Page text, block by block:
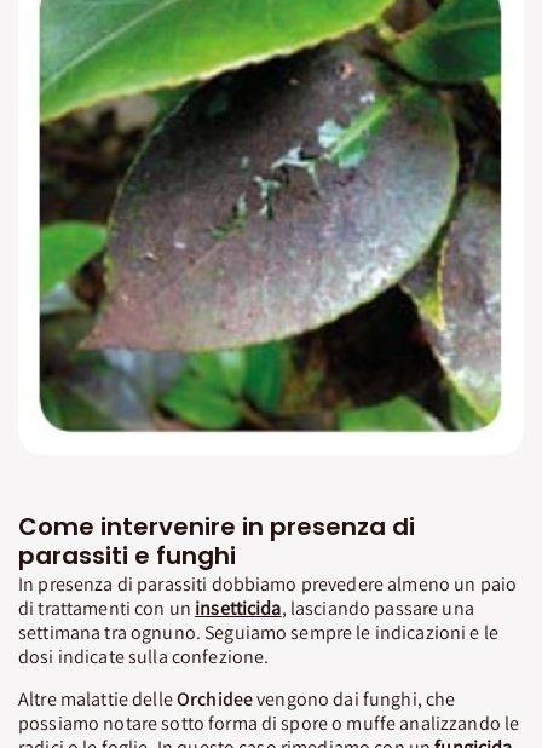
Come intervenire in presenza di
parassiti e funghi
In presenza di parassiti dobbiamo prevedere almeno un paio
di trattamenti con un insetticida, lasciando passare una
settimana tra ognuno. Seguiamo sempre le indicazioni e le
dosi indicate sulla confezione.
Altre malattie delleOrchideevengono dai funghi, che
possiamo notare sotto forma di spore o muffe analizzando le